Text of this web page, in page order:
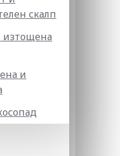
скалп
изтощена
и